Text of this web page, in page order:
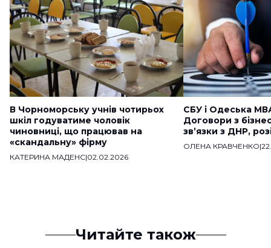
В Чорноморську учнів чотирьох
шкіл годуватиме чоловік
чиновниці, що працював на
«скандальну» фірму
КАТЕРИНА МАДЕНС|02.02.2026
СБУ і Одеська
Договори з
звʼязки з ДНР,
ОЛЕНА КРАВЧЕНКО|
Читайте також